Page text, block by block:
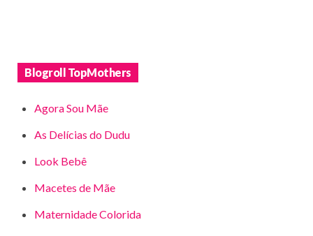
Blogroll TopMothers
Agora Sou Mãe
As Delícias do Dudu
Look Bebê
Macetes de Mãe
Maternidade Colorida